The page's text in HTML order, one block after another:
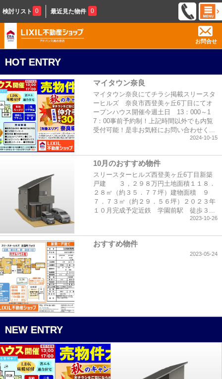
検討リスト 0 最近見た物件 0
お問合せ
HOT ENTRY
マイタウン奈良
マイタウン奈良にてチラシ掲載スリースタ
ーヒルズ 奈良市西登美ヶ丘6丁目にてオ
ープンハウス開催今週土日 13：000～1
7：00事前予約制！上記時間以外でも内覧
受付可能！是非お気軽にお問い合わせく...
2024-10-15
10月のおすすめ物件
スリースターヒルズ西登美ヶ丘6丁目新築
戸建 ３，２９８万円土地面積１１８．
２８㎡（約３５．７７坪）建物面積 ９
７．７３㎡（約２９．５６坪）２０２３年
１０月完成予定近鉄 学園前駅 徒歩３...
2023-10-26
おすすめ物件
2023-05-24
NEW ENTRY